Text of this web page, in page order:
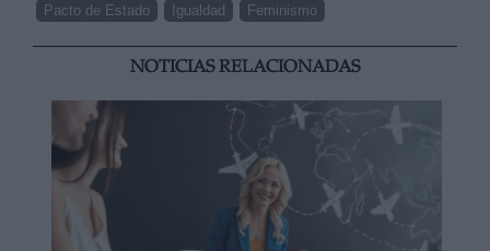
Pacto de Estado
Igualdad Feminismo
NOTICIAS RELACIONADAS